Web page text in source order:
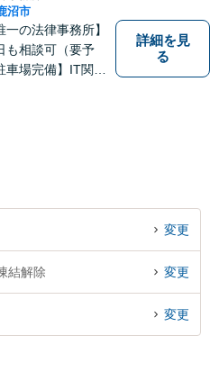
沼市
一の法律事務所】
も相談可（要予
車場完備】IT関連
詳細を見
る
変更
結解除 変更
変更